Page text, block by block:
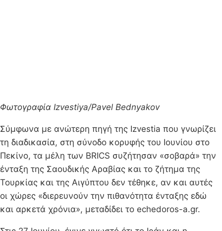
Φωτογραφία Izvestiya/Pavel Bednyakov
Σύμφωνα με ανώτερη πηγή της Izvestia που γνωρίζει
τη διαδικασία, στη σύνοδο κορυφής του Ιουνίου στο
Πεκίνο, τα μέλη των BRICS συζήτησαν «σοβαρά» την
ένταξη της Σαουδικής Αραβίας και το ζήτημα της
Τουρκίας και της Αιγύπτου δεν τέθηκε, αν και αυτές
οι χώρες «διερευνούν την πιθανότητα ένταξης εδώ
και αρκετά χρόνια», μεταδίδει το echedoros-a.gr.